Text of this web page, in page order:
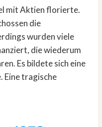
mit Aktien florierte.
die
wurden viele
die wiederum
Es bildete sich eine
Eine tragische